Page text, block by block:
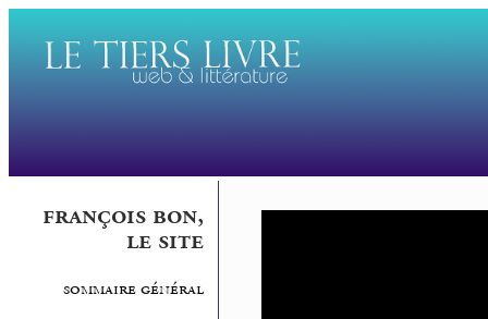
françois bon,
le site
sommaire général